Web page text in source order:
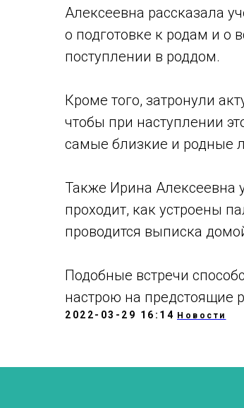
Алексеевна рассказала
о подготовке к родам и о
поступлении в роддом.
Кроме того, затронули
чтобы при наступлении
самые близкие и родные
Также Ирина Алексеевна
проходит, как устроены
проводится выписка
Подобные встречи
настрою на предстоящие
2022-03-29 16:14 Новости